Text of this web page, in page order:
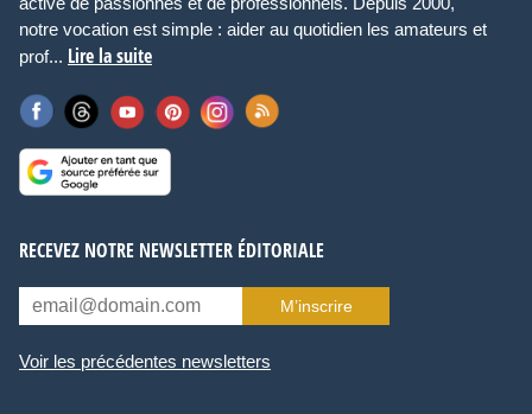
notre vocation est simple : aider au quotidien les amateurs et
prof... Lire la suite
RECEVEZ NOTRE NEWSLETTER ÉDITORIALE
M’inscrire
Voir les précédentes newsletters